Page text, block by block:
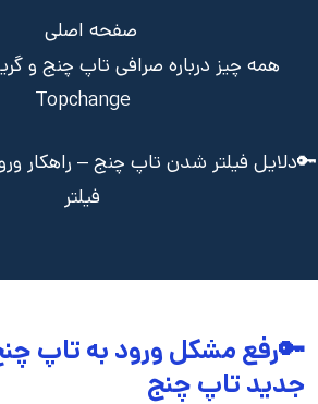
صفحه اصلی
همه چیز درباره صرافی تاپ چنج و
Topchange
🔑دلایل فیلتر شدن تاپ چنج – راهکار
فیلتر
🔑رفع مشکل ورود به تاپ
جدید تاپ چنج